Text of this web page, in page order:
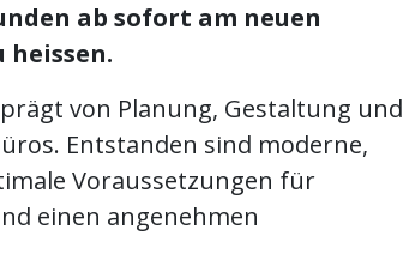
ab sofort am neuen
von Planung, Gestaltung und
Entstanden sind moderne,
Voraussetzungen für
einen angenehmen